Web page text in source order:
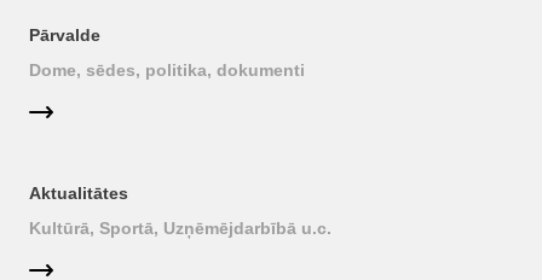
Pārvalde
Dome, sēdes, politika, dokumenti
Aktualitātes
Kultūrā, Sportā, Uzņēmējdarbībā u.c.